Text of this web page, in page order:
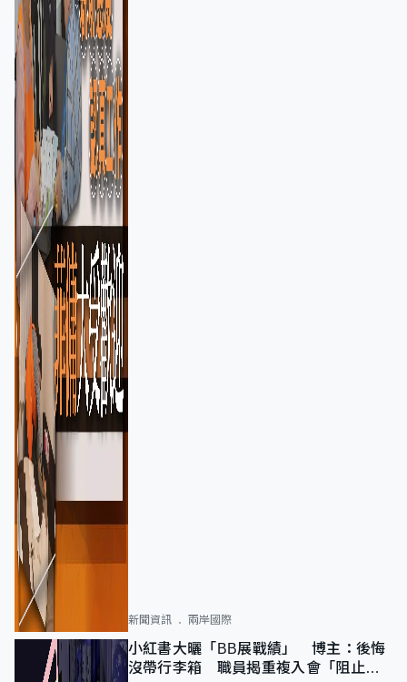
新聞資訊 兩岸國際
小紅書大曬「BB展戰績」 博主：後悔
沒帶行李箱 職員揭重複入會「阻止唔